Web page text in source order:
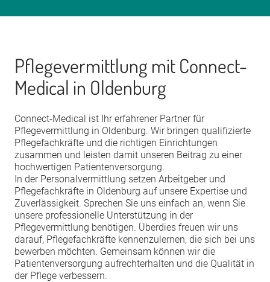
Pflegevermittlung mit Connect-
Medical in Oldenburg
Connect-Medical ist Ihr erfahrener Partner für
Pflegevermittlung in Oldenburg. Wir bringen qualifizierte
Pflegefachkräfte und die richtigen Einrichtungen
zusammen und leisten damit unseren Beitrag zu einer
hochwertigen Patientenversorgung.
In der Personalvermittlung setzen Arbeitgeber und
Pflegefachkräfte in Oldenburg auf unsere Expertise und
Zuverlässigkeit. Sprechen Sie uns einfach an, wenn Sie
unsere professionelle Unterstützung in der
Pflegevermittlung benötigen. Überdies freuen wir uns
darauf, Pflegefachkräfte kennenzulernen, die sich bei uns
bewerben möchten. Gemeinsam können wir die
Patientenversorgung aufrechterhalten und die Qualität in
der Pflege verbessern.